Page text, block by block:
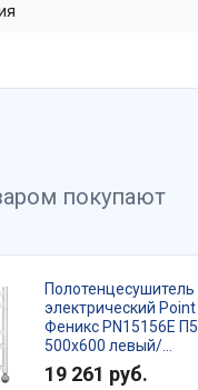
покупают
Полотенцесушитель
электрический Point
Феникс PN15156E П5
500x600 левый/
правый, хром
19 261 руб.